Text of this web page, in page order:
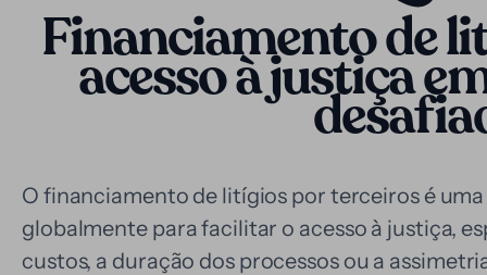
Financiamento de
acesso à justiça
O financiamento de litígios por terceiros é
globalmente para facilitar o acesso à justiça,
custos, a duração dos processos ou a